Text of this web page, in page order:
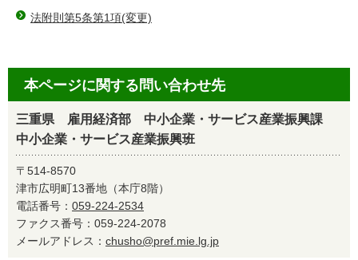
法附則第5条第1項(変更)
本ページに関する問い合わせ先
三重県 雇用経済部 中小企業・サービス産業振興課
中小企業・サービス産業振興班
〒514-8570
津市広明町13番地（本庁8階）
電話番号： 059-224-2534
ファクス番号：059-224-2078
メールアドレス： chusho@pref.mie.lg.jp